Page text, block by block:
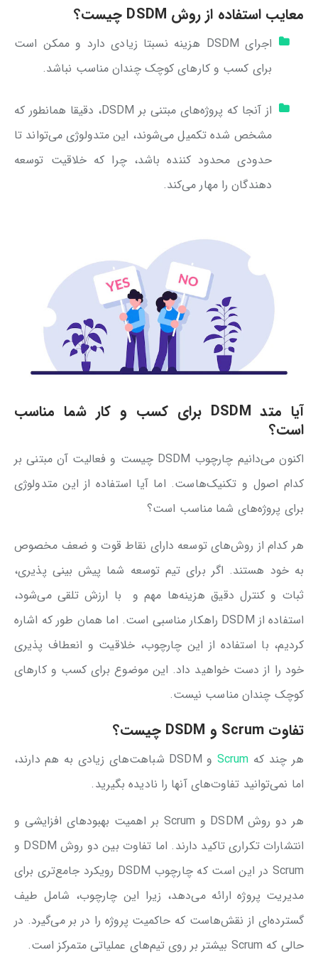
معایب استفاده از روش DSDM چیست؟
اجرای DSDM هزینه نسبتا زیادی دارد و ممکن است
برای کسب و کارهای کوچک چندان مناسب نباشد.
از آنجا که پروژه‌های مبتنی بر DSDM، دقیقا همانطور که
مشخص شده تکمیل می‌شوند، این متدولوژی می‌تواند تا
حدودی محدود کننده باشد، چرا که خلاقیت توسعه
دهندگان را مهار می‌کند.
آیا متد DSDM برای کسب و کار شما مناسب
است؟
اکنون می‌دانیم چارچوب DSDM چیست و فعالیت آن مبتنی بر
کدام اصول و تکنیک‌هاست. اما آیا استفاده از این متدولوژی
برای پروژه‌های شما مناسب است؟
هر کدام از روش‌های توسعه دارای نقاط قوت و ضعف مخصوص
به خود هستند. اگر برای تیم توسعه شما پیش بینی پذیری،
ثبات و کنترل دقیق هزینه‌ها مهم و با ارزش تلقی می‌شود،
استفاده از DSDM راهکار مناسبی است. اما همان طور که اشاره
کردیم، با استفاده از این چارچوب، خلاقیت و انعطاف پذیری
خود را از دست خواهید داد. این موضوع برای کسب و کارهای
کوچک چندان مناسب نیست.
تفاوت Scrum و DSDM چیست؟
هر چند که Scrum
و DSDM شباهت‌های زیادی به هم دارند،
اما نمی‌توانید تفاوت‌های آنها را نادیده بگیرید.
هر دو روش DSDM و Scrum بر اهمیت بهبودهای افزایشی و
انتشارات تکراری تاکید دارند. اما تفاوت بین دو روش DSDM و
Scrum در این است که چارچوب DSDM رویکرد جامع‌تری برای
مدیریت پروژه ارائه می‌دهد، زیرا این چارچوب، شامل طیف
گسترده‌ای از نقش‌هاست که حاکمیت پروژه را در بر می‌گیرد. در
حالی که Scrum بیشتر بر روی تیم‌های عملیاتی متمرکز است.